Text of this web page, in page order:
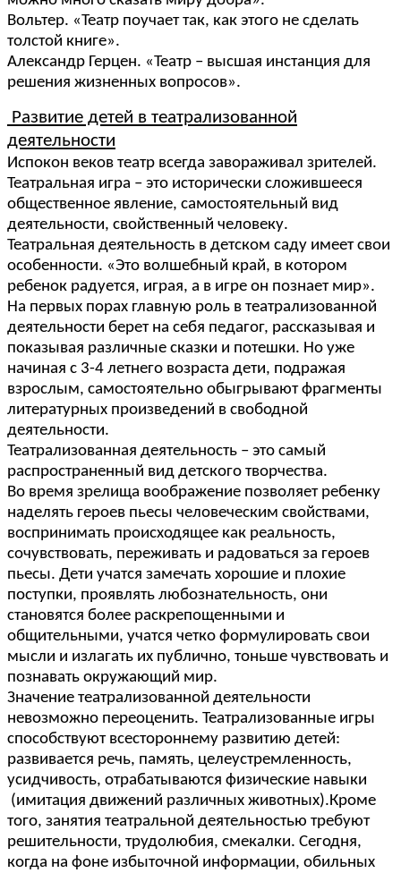
Вольтер. «Театр поучает так, как этого не сделать
толстой книге».
Александр Герцен. «Театр – высшая инстанция для
решения жизненных вопросов».
Развитие детей в театрализованной
деятельности
Испокон веков театр всегда завораживал зрителей.
Театральная игра – это исторически сложившееся
общественное явление, самостоятельный вид
деятельности, свойственный человеку.
Театральная деятельность в детском саду имеет свои
особенности. «Это волшебный край, в котором
ребенок радуется, играя, а в игре он познает мир».
На первых порах главную роль в театрализованной
деятельности берет на себя педагог, рассказывая и
показывая различные сказки и потешки. Но уже
начиная с 3-4 летнего возраста дети, подражая
взрослым, самостоятельно обыгрывают фрагменты
литературных произведений в свободной
деятельности.
Театрализованная деятельность – это самый
распространенный вид детского творчества.
Во время зрелища воображение позволяет ребенку
наделять героев пьесы человеческим свойствами,
воспринимать происходящее как реальность,
сочувствовать, переживать и радоваться за героев
пьесы. Дети учатся замечать хорошие и плохие
поступки, проявлять любознательность, они
становятся более раскрепощенными и
общительными, учатся четко формулировать свои
мысли и излагать их публично, тоньше чувствовать и
познавать окружающий мир.
Значение театрализованной деятельности
невозможно переоценить. Театрализованные игры
способствуют всестороннему развитию детей:
развивается речь, память, целеустремленность,
усидчивость, отрабатываются физические навыки
(имитация движений различных животных).Кроме
того, занятия театральной деятельностью требуют
решительности, трудолюбия, смекалки. Сегодня,
когда на фоне избыточной информации, обильных